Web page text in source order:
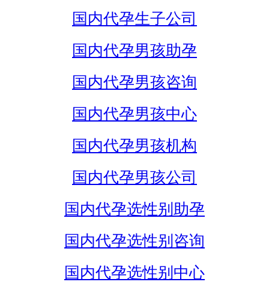
国内代孕生子公司
国内代孕男孩助孕
国内代孕男孩咨询
国内代孕男孩中心
国内代孕男孩机构
国内代孕男孩公司
国内代孕选性别助孕
国内代孕选性别咨询
国内代孕选性别中心